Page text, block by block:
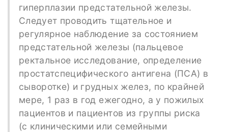
гиперплазии предстательной железы.
Следует проводить тщательное и
регулярное наблюдение за состоянием
предстательной железы (пальцевое
ректальное исследование, определение
простатспецифического антигена (ПСА) в
сыворотке) и грудных желез, по крайней
мере, 1 раз в год ежегодно, а у пожилых
пациентов и пациентов из группы риска
(с клиническими или семейными